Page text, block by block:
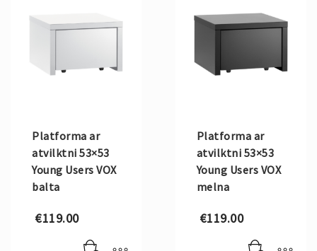
Platforma ar
atvilktni 53×53
Young Users VOX
balta
€119.00
Platforma ar
atvilktni 53×53
Young Users VOX
melna
€119.00